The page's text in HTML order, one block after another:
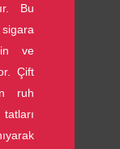
Bu
ve
Çift
ruh